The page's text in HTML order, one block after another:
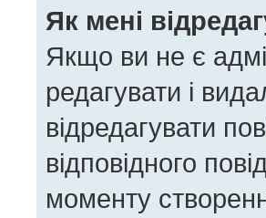
Як мені
Якщо ви не є
редагувати і
відредагувати
відповідного
моменту